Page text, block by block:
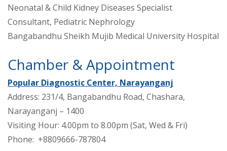
Neonatal & Child Kidney Diseases Specialist
Consultant, Pediatric Nephrology
Bangabandhu Sheikh Mujib Medical University Hospital
Chamber & Appointment
Popular Diagnostic Center, Narayanganj
Address: 231/4, Bangabandhu Road, Chashara,
Narayanganj – 1400
Visiting Hour: 4.00pm to 8.00pm (Sat, Wed & Fri)
Phone: +8809666-787804